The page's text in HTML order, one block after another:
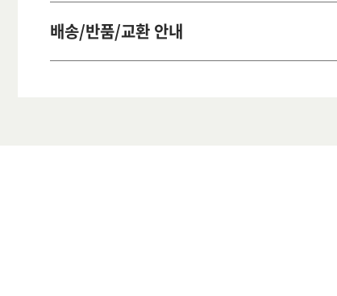
배송/반품/교환 안내